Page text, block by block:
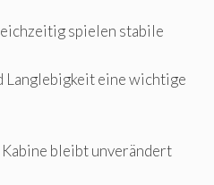
spielen stabile
eine wichtige
bleibt unverändert